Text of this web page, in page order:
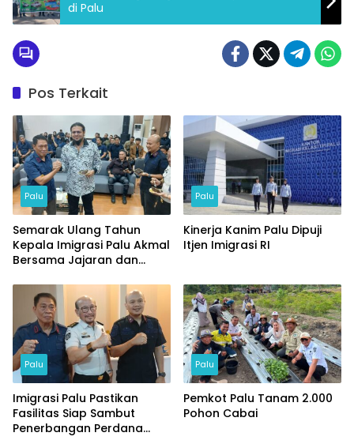
di Palu
Pos Terkait
Palu
Semarak Ulang Tahun
Kepala Imigrasi Palu Akmal
Bersama Jajaran dan
Palu
Kinerja Kanim Palu Dipuji
Itjen Imigrasi RI
Palu
Imigrasi Palu Pastikan
Fasilitas Siap Sambut
Penerbangan Perdana
Palu
Pemkot Palu Tanam 2.000
Pohon Cabai